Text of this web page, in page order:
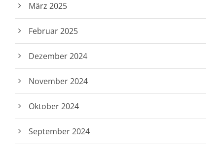
März 2025
Februar 2025
Dezember 2024
November 2024
Oktober 2024
September 2024